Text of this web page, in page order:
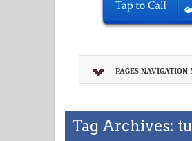
PAGES NAVIGATION
Tag Archives: